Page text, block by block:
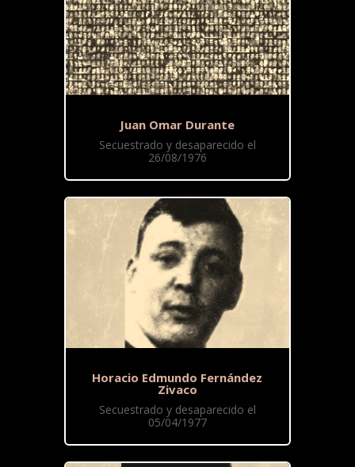
Juan Omar Durante
Secuestrado y desaparecido el
26/08/1976
Horacio Edmundo Fernández
Zivaco
Secuestrado y desaparecido el
05/04/1977